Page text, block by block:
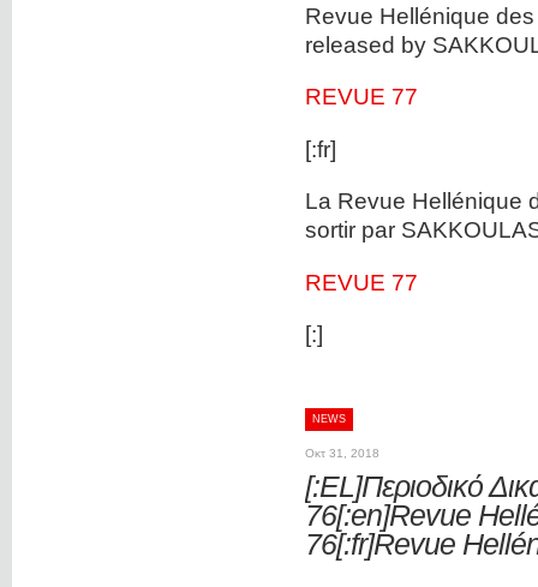
Revue Hellénique
released by
REVUE 77
[:fr]
La Revue Hellénique
sortir par
REVUE 77
[:]
NEWS
Οκτ 31, 2018
[:EL]Περιοδικό
76[:en]Revue
76[:fr]Revue